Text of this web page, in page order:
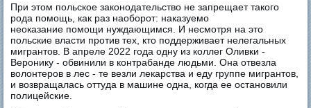
При этом польское законодательство не запрещает такого
рода помощь, как раз наоборот: наказуемо
неоказание помощи нуждающимся. И несмотря на это
польские власти против тех, кто поддерживает нелегальных
мигрантов. В апреле 2022 года одну из коллег Оливки -
Веронику - обвинили в контрабанде людьми. Она отвезла
волонтеров в лес - те везли лекарства и еду группе мигрантов,
и возвращалась оттуда в машине одна, когда ее остановили
полицейские.